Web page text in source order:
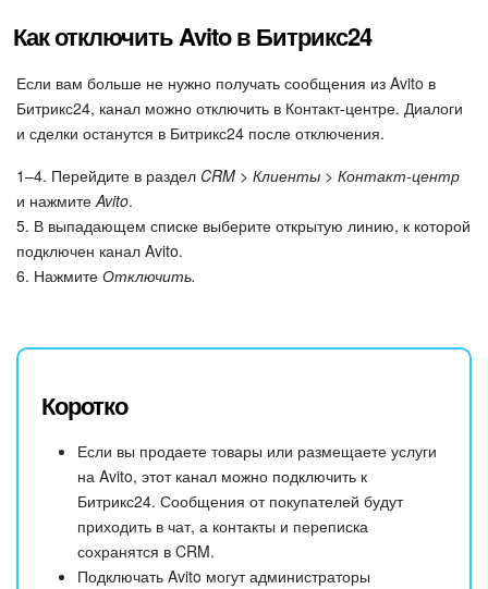
Как отключить Avito в Битрикс24
Если вам больше не нужно получать сообщения из Avito в
Битрикс24, канал можно отключить в Контакт-центре. Диалоги
и сделки останутся в Битрикс24 после отключения.
1–4. Перейдите в раздел CRM > Клиенты > Контакт-центр
и нажмите Avito.
5. В выпадающем списке выберите открытую линию, к которой
подключен канал Avito.
6. Нажмите Отключить.
Коротко
Если вы продаете товары или размещаете услуги
на Avito, этот канал можно подключить к
Битрикс24. Сообщения от покупателей будут
приходить в чат, а контакты и переписка
сохранятся в CRM.
Подключать Avito могут администраторы